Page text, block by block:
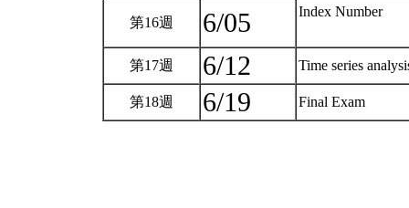
第16週 6/05 Index Number
第17週 6/12 Time series
第18週 6/19 Final Exam